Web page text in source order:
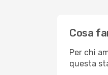
Cosa
Per chi
questa